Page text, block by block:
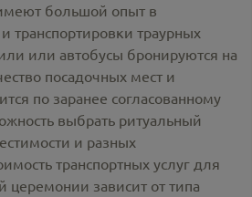
большой опыт в
транспортировки траурных
или автобусы бронируются на
посадочных мест и
по заранее согласованному
выбрать ритуальный
и разных
транспортных услуг для
церемонии зависит от типа